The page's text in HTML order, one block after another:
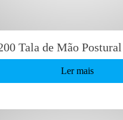
Tala de Mão
Ler mais